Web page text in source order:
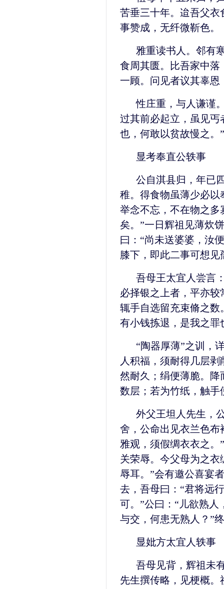
苦垂三十年。迨吾父
事赞成，无纤微靳色。
雅重读书人。邻有
食周其匮。比吾家中
一顾。问见者议其辜恩
性庄重，与人谦谨
过其前必起立，虽见丐
也，何敢以贫故慢之。”
显考奉直公轶事
公自淇县归，年已
稚。得食物虽薄少必以
举念不忘，不在物之
矣。”一日辉祖见薄炊
曰：“尚未送婆婆，汝
膝下，即此二事可想见
吾母王太宜人尝言
必择银之上者，平亦
辄手自选留充束脩之数
有小钱拣退，是我之罪
“陶器厚薄”之训，
人积福，须耐得几层
然耐久；绢便薄脆。
数层；若为竹纸，触手
外父王坦人先生，
舍，公命出见衣兰色布
雅观，须假绸衣衣之。
关荣辱。今父母为之
辱耳。”会有邀公喜宴
去，吾母曰：“君将远
可。”公曰：“儿欲熟
与交，何患无熟人？”
显妣方太宜人轶事
吾母见背，辉祖未
先生撰传略，见梗概